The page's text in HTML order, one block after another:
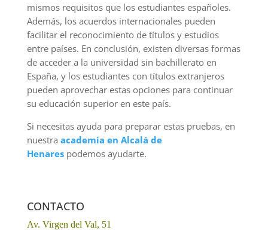
mismos requisitos que los estudiantes españoles.
Además, los acuerdos internacionales pueden
facilitar el reconocimiento de títulos y estudios
entre países. En conclusión, existen diversas formas
de acceder a la universidad sin bachillerato en
España, y los estudiantes con títulos extranjeros
pueden aprovechar estas opciones para continuar
su educación superior en este país.
Si necesitas ayuda para preparar estas pruebas, en
nuestra academia en Alcalá de
Henarespodemos ayudarte.
CONTACTO
Av. Virgen del Val, 51